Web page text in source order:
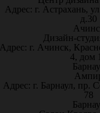
Адрес: г. Астрахань,
д.30
Дизайн-
Адрес: г. Ачинск,
4, дом
Адрес: г. Барнаул, пр.
78